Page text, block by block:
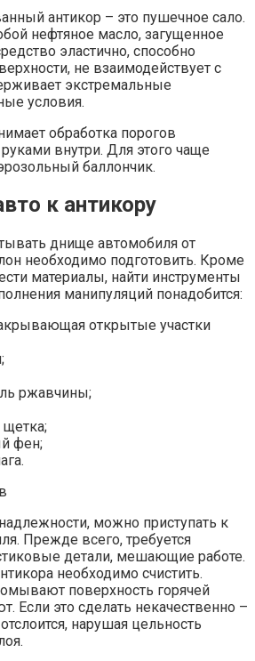
антикор – это пушечное сало.
нефтяное масло, загущенное
эластично, способно
не взаимодействует с
экстремальные
условия.
обработка порогов
внутри. Для этого чаще
баллончик.
к антикору
днище автомобиля от
необходимо подготовить. Кроме
материалы, найти инструменты
манипуляций понадобится:
открытые участки
ржавчины;
щетка;
фен;
можно приступать к
Прежде всего, требуется
детали, мешающие работе.
необходимо счистить.
поверхность горячей
Если это сделать некачественно –
нарушая цельность